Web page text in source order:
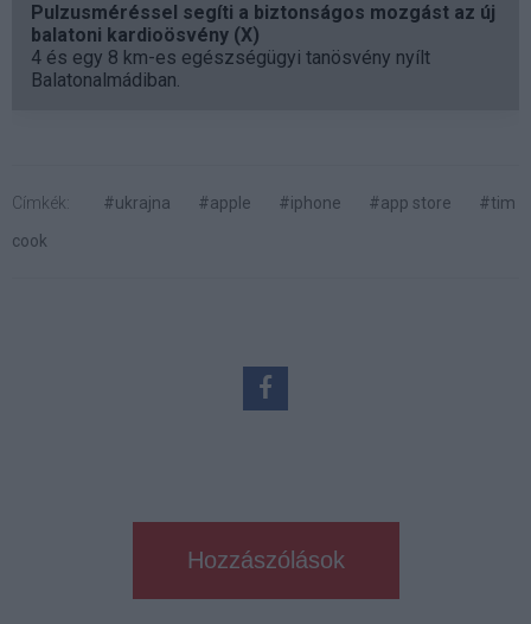
Pulzusméréssel segíti a biztonságos mozgást az új
balatoni kardioösvény (X)
4 és egy 8 km-es egészségügyi tanösvény nyílt
Balatonalmádiban.
Címkék: #ukrajna #apple #iphone #app store
#tim
cook
Hozzászólások